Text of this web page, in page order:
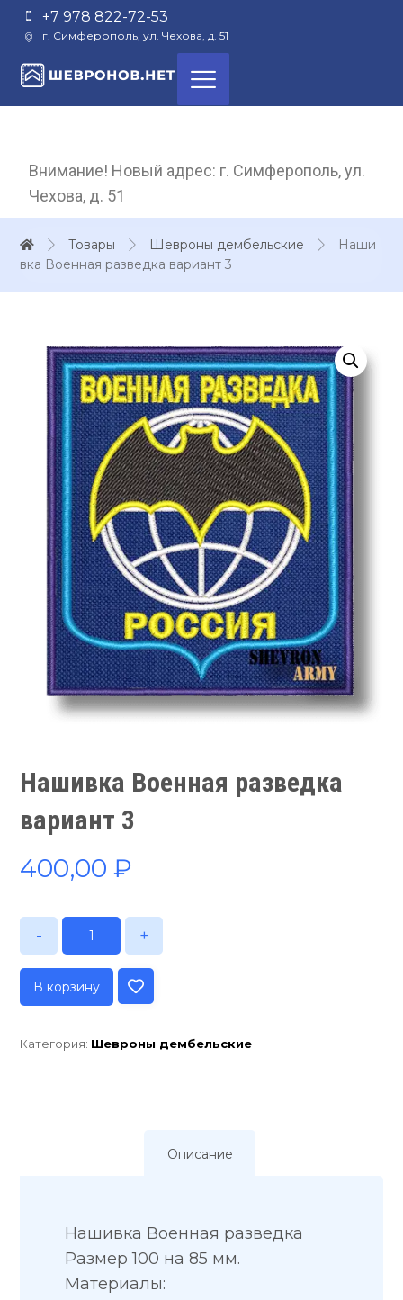
+7 978 822-72-53
г. Симферополь, ул. Чехова, д. 51
Внимание! Новый адрес: г. Симферополь, ул.
Чехова, д. 51
Товары Шевроны дембельские
Наши
вка Военная разведка вариант 3
Нашивка Военная разведка
вариант 3
400,00₽
- +
В корзину
Категория: Шевроны дембельские
Описание
Нашивка Военная разведка
Размер 100 на 85 мм.
Материалы: